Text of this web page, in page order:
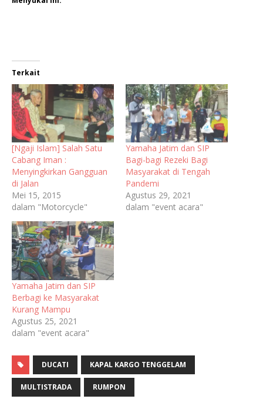
Terkait
[Ngaji Islam] Salah Satu
Cabang Iman :
Menyingkirkan Gangguan
di Jalan
Mei 15, 2015
dalam "Motorcycle"
Yamaha Jatim dan SIP
Bagi-bagi Rezeki Bagi
Masyarakat di Tengah
Pandemi
Agustus 29, 2021
dalam "event acara"
Yamaha Jatim dan SIP
Berbagi ke Masyarakat
Kurang Mampu
Agustus 25, 2021
dalam "event acara"
DUCATI KAPAL KARGO TENGGELAM
MULTISTRADA RUMPON